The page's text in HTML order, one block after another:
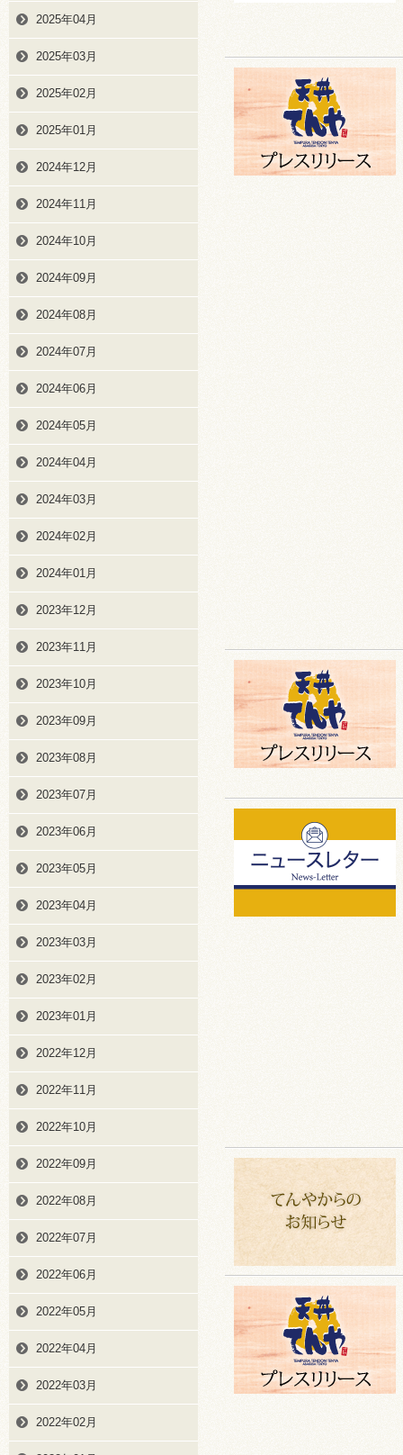
2025年04月
2025年03月
2025年02月
2025年01月
2024年12月
2024年11月
2024年10月
2024年09月
2024年08月
2024年07月
2024年06月
2024年05月
2024年04月
2024年03月
2024年02月
2024年01月
2023年12月
2023年11月
2023年10月
2023年09月
2023年08月
2023年07月
2023年06月
2023年05月
2023年04月
2023年03月
2023年02月
2023年01月
2022年12月
2022年11月
2022年10月
2022年09月
2022年08月
2022年07月
2022年06月
2022年05月
2022年04月
2022年03月
2022年02月